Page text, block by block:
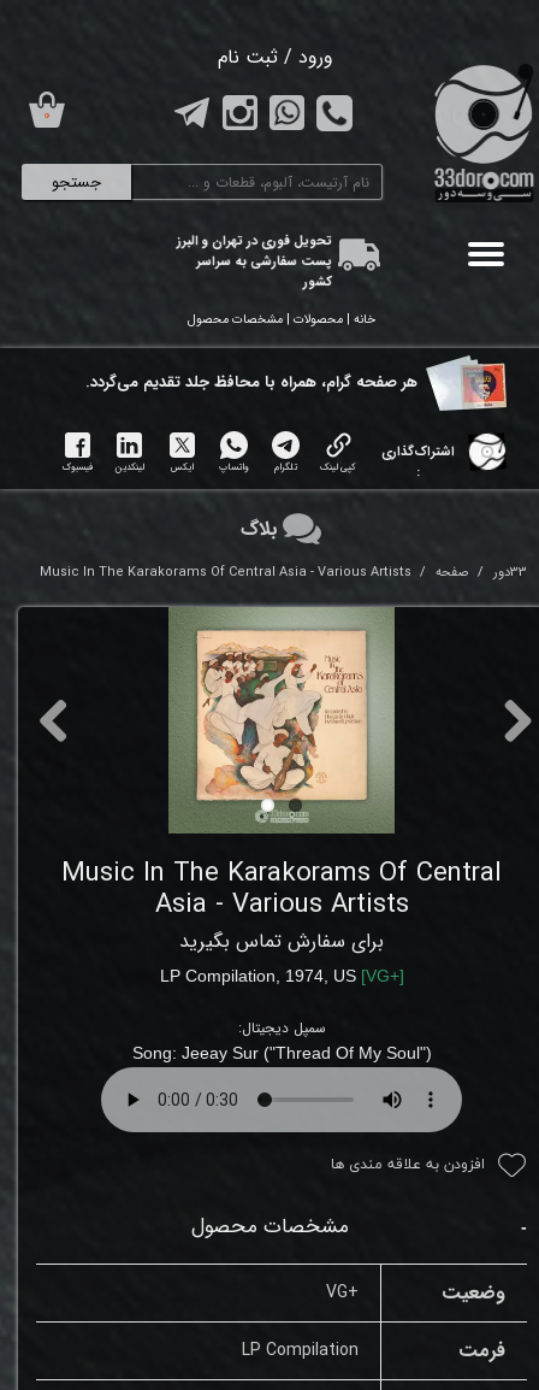
جستجو
ورود / ثبت نام
تغییر گذر واژه
سفارشات
تحویل فوری در تهران و البرز
پست سفارشی به سراسر
کشور
۰
خانه | محصولات | مشخصات محصول
هر ​صفحه گرام، همراه با محافظ جلد تقدیم می‌گردد.
اشتراک‌گذاری
:
کپی لینک تلگرام واتساپ ایکس لینکدین فیسبوک
33دور صفحه Music In The Karakorams Of Central Asia - Various Artists
Music In The Karakorams Of Central
Asia - Various Artists
برای سفارش تماس بگیرید
LP Compilation , 1974, US [VG+]
سمپل دیجیتال:
Song: Jeeay Sur ("Thread Of My Soul")
افزودن به علاقه مندی ها
مشخصات محصول
وضعیت +VG
فرمت LP Compilation
بلاگ